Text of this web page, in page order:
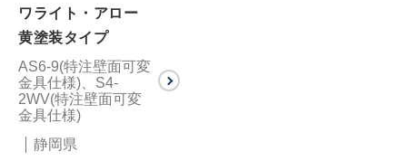
ワライト・アロー
黄塗装タイプ
AS6-9(特注壁面可変
金具仕様)、S4-
2WV(特注壁面可変
金具仕様)
静岡県